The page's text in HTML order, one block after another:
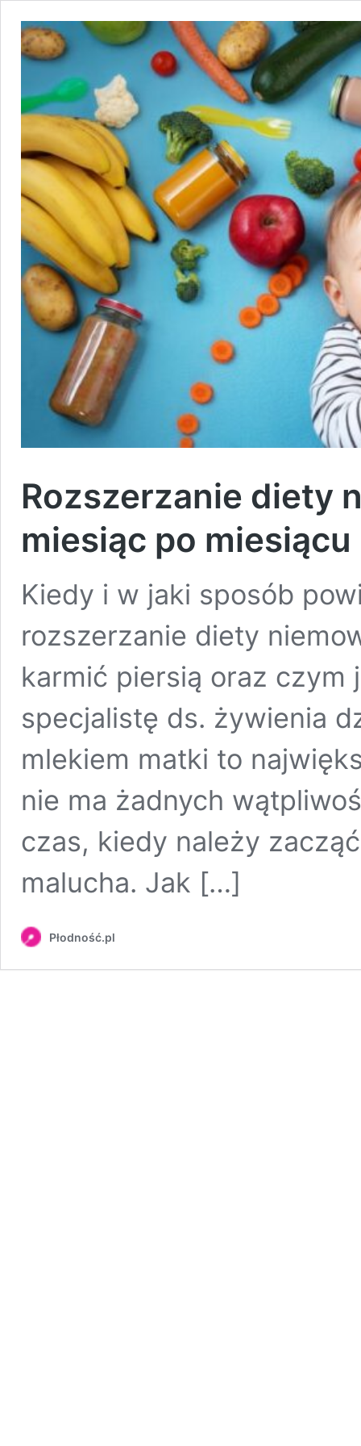
Rozszerzanie diety
miesiąc po miesiącu
Kiedy i w jaki sposób
rozszerzanie diety
karmić piersią oraz czym
specjalistę ds. żywienia
mlekiem matki to
nie ma żadnych
czas, kiedy należy
malucha. Jak […]
Płodność.pl